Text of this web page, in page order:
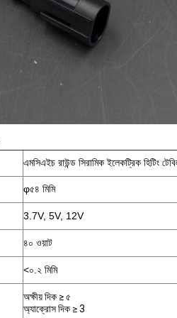
এমসিএইচ রাউন্ড সিরামিক ইলেকট্রিক হিটিং
φ৫৪ মিমি
3.7V, 5V, 12V
৪০ ওয়াট
<০.২ মিমি
অক্ষীয় দিক ≥ ৫
অ্যাক্রোস দিক ≥ 3